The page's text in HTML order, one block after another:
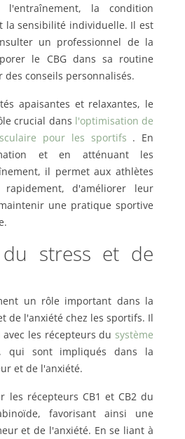
la condition
la sensibilité individuelle. Il est
un professionnel de la
le CBG dans sa routine
conseils personnalisés.
apaisantes et relaxantes, le
crucial dans l'optimisation de
pour les sportifs . En
et en atténuant les
il permet aux athlètes
d'améliorer leur
une pratique sportive
du stress et de
un rôle important dans la
de l'anxiété chez les sportifs. Il
les récepteurs du système
, qui sont impliqués dans la
et de l'anxiété.
les récepteurs CB1 et CB2 du
favorisant ainsi une
et de l'anxiété. En se liant à